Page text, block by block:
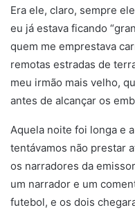
Era ele, claro, sempre
eu já estava ficando
quem me emprestava
remotas estradas de
meu irmão mais velho,
antes de alcançar os
Aquela noite foi longa e
tentávamos não prestar
os narradores da
um narrador e um
futebol, e os dois